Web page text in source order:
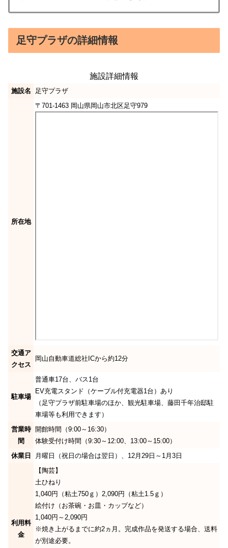
足守プラザの詳細情報
施設詳細情報
施設名 足守プラザ
所在地
〒701-1463 岡山県岡山市北区足守979
交通ア
クセス
岡山自動車道総社ICから約12分
駐車場
普通車17台、バス1台
EV充電スタンド（ケーブル付充電器1台）あり
（足守プラザ前駐車場のほか、観光駐車場、藤田千年治邸駐
車場等も利用できます）
営業時
間
開館時間（9:00～16:30）
体験受付け時間（9:30～12:00、13:00～15:00）
休業日
月曜日（祝日の場合は翌日）、12月29日～1月3日
利用料
金
【陶芸】
土ひねり
1,040円（粘土750ｇ）2,090円（粘土1.5ｇ）
絵付け（お茶碗・お皿・カップなど）
1,040円～2,090円
※焼き上がるまでに約2ヵ月。完成作品を発送する場合、送料
が別途必要。